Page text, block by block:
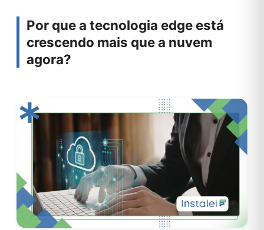
Por que a tecnologia edge está
crescendo mais que a nuvem
agora?